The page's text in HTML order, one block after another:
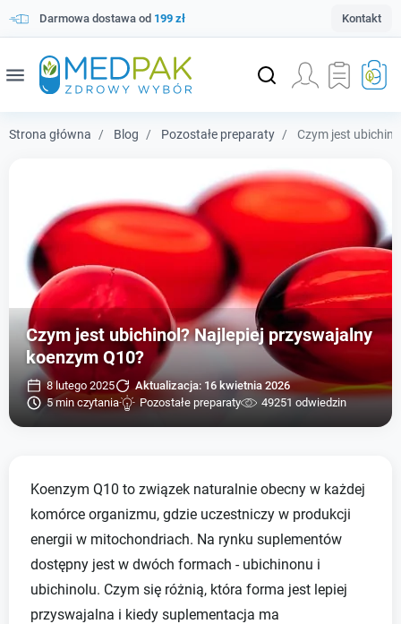
Darmowa dostawa od 199 zł Kontakt
menu
Strona główna Blog Pozostałe preparaty Czym jest
Czym jest ubichinol? Najlepiej przyswajalny
koenzym Q10?
8 lutego 2025 Aktualizacja: 16 kwietnia 2026
5 min czytania
Pozostałe preparaty 49251 odwiedzin
Koenzym Q10 to związek naturalnie obecny w każdej
komórce organizmu, gdzie uczestniczy w produkcji
energii w mitochondriach. Na rynku suplementów
dostępny jest w dwóch formach - ubichinonu i
ubichinolu. Czym się różnią, która forma jest lepiej
przyswajalna i kiedy suplementacja ma